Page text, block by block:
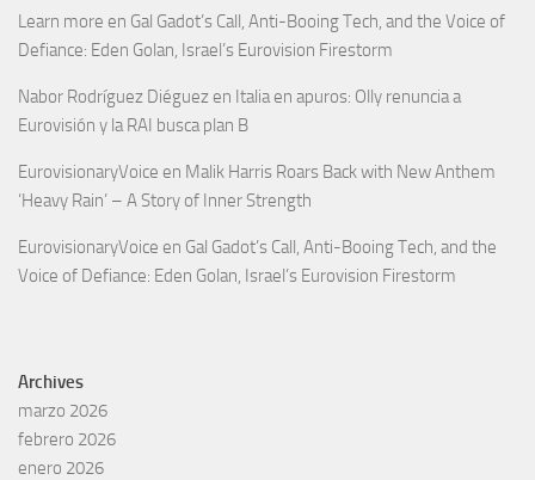
Learn more en Gal Gadot’s Call, Anti-Booing Tech, and the Voice of
Defiance: Eden Golan, Israel’s Eurovision Firestorm
Nabor Rodríguez Diéguez en Italia en apuros: Olly renuncia a
Eurovisión y la RAI busca plan B
EurovisionaryVoice en Malik Harris Roars Back with New Anthem
‘Heavy Rain’ – A Story of Inner Strength
EurovisionaryVoice en Gal Gadot’s Call, Anti-Booing Tech, and the
Voice of Defiance: Eden Golan, Israel’s Eurovision Firestorm
Archives
marzo 2026
febrero 2026
enero 2026